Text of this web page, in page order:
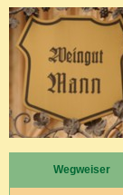
Wegweiser